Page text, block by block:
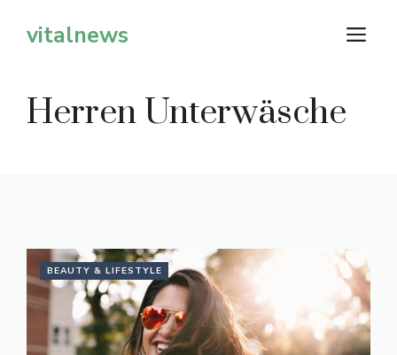
Inhaltvitalnews
Herren Unterwäsche
BEAUTY & LIFESTYLE